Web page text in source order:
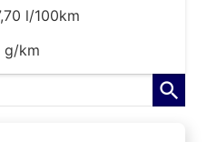
l/100km
g/km